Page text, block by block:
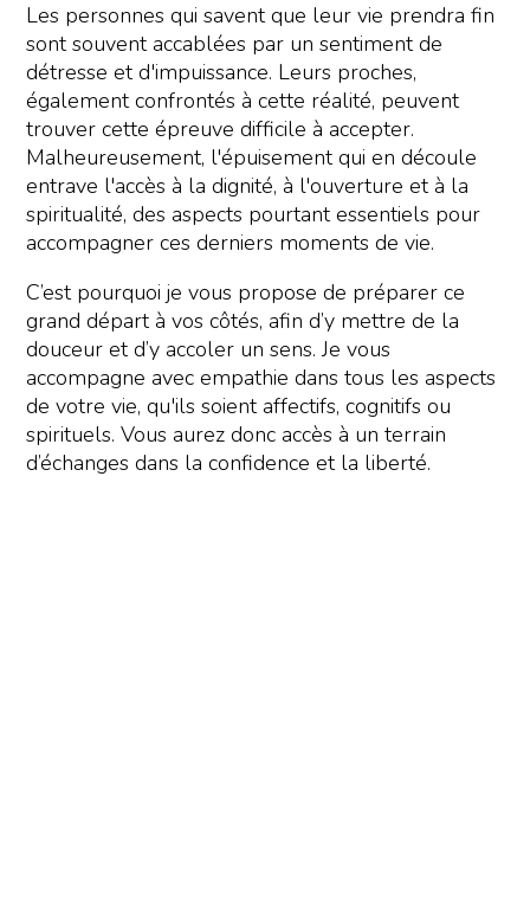
Les personnes qui savent que leur vie prendra fin
sont souvent accablées par un sentiment de
détresse et d'impuissance. Leurs proches,
également confrontés à cette réalité, peuvent
trouver cette épreuve difficile à accepter.
Malheureusement, l'épuisement qui en découle
entrave l'accès à la dignité, à l'ouverture et à la
spiritualité, des aspects pourtant essentiels pour
accompagner ces derniers moments de vie.
C’est pourquoi je vous propose de préparer ce
grand départ à vos côtés, afin d’y mettre de la
douceur et d’y accoler un sens. Je vous
accompagne avec empathie dans tous les aspects
de votre vie, qu'ils soient affectifs, cognitifs ou
spirituels. Vous aurez donc accès à un terrain
d’échanges dans la confidence et la liberté.